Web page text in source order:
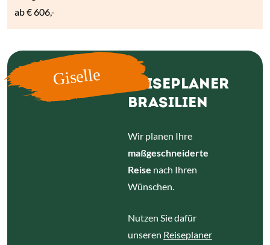
ab€ 606,-
Giselle
REISEPLANER
Wir planen Ihre
maßgeschneiderte
Reisenach Ihren
Nutzen Sie dafür